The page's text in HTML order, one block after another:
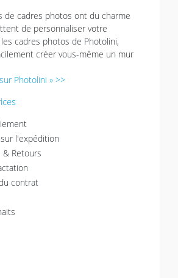
de cadres photos ont du charme
de personnaliser votre
cadres photos de Photolini,
créer vous-même un mur
Photolini » >>
l'expédition
& Retours
contrat